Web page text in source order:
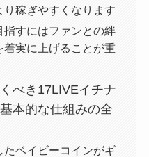
稼ぎやすくなります
指すにはファンとの絆
着実に上げることが重
べき17LIVEイチナ
本的な仕組みの全
たベイビーコインがギ